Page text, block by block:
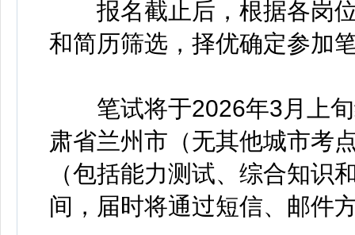
报名截止后，根据各岗位
和简历筛选，择优确定参加
笔试将于2026年3月上旬
肃省兰州市（无其他城市考
（包括能力测试、综合知识
间，届时将通过短信、邮件